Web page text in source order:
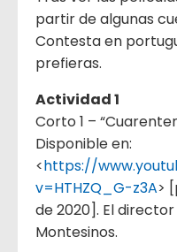
partir de algunas
Contesta en
prefieras.
Actividad 1
Corto 1 –
Disponible en:
<https://
v=HTHZQ_G-z3A>
de 2020]. El
Montesinos.